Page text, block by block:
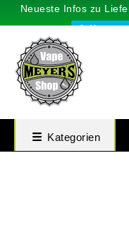
Neueste Infos zu
Unser
Kategorien